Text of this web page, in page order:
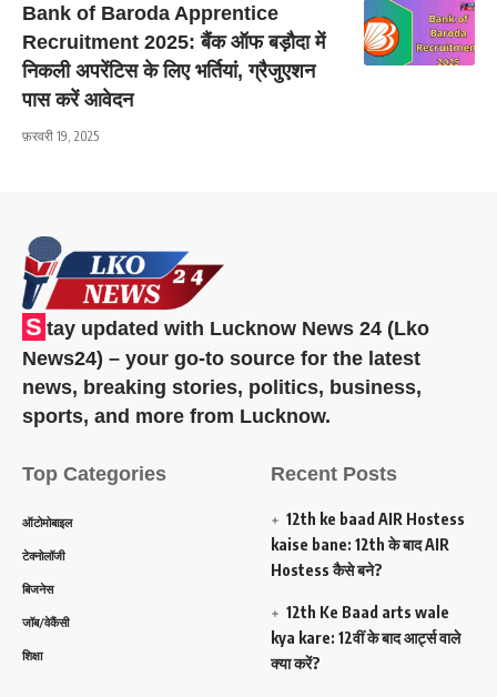
Bank of Baroda Apprentice
Recruitment 2025: बैंक ऑफ बड़ौदा में
निकली अपरेंटिस के लिए भर्तियां, ग्रैजुएशन
पास करें आवेदन
फ़रवरी 19, 2025
S tay updated with Lucknow News 24 (Lko
News24) – your go-to source for the latest
news, breaking stories, politics, business,
sports, and more from Lucknow.
Top Categories
ऑटोमोबाइल
टेक्नोलॉजी
बिजनेस
जॉब/वेकैंसी
शिक्षा
Recent Posts
12th ke baad AIR Hostess
kaise bane: 12th के बाद AIR
Hostess कैसे बने?
12th Ke Baad arts wale
kya kare: 12वीं के बाद आर्ट्स वाले
क्या करें?